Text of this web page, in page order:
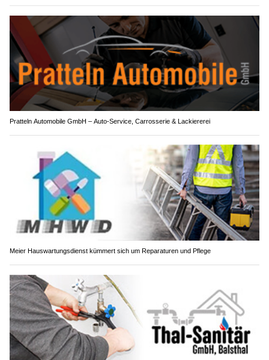
Pratteln Automobile GmbH – Auto-Service, Carrosserie & Lackiererei
Meier Hauswartungsdienst kümmert sich um Reparaturen und Pflege